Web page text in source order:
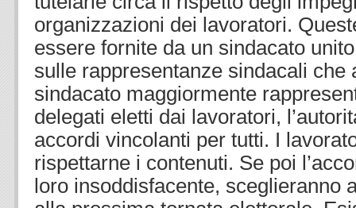
organizzazioni dei lavoratori.
essere fornite da un sindacato
sulle rappresentanze sindacali che
sindacato maggiormente
delegati eletti dai lavoratori,
accordi vincolanti per tutti. I
rispettarne i contenuti. Se poi
loro insoddisfacente, sceglieranno